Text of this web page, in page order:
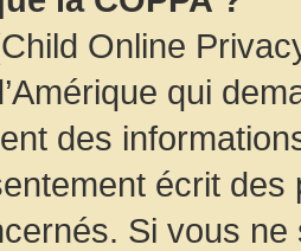
Online
qui
des
écrit
Si vous ne